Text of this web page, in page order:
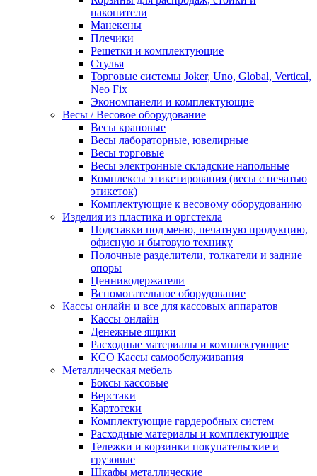
накопители
Манекены
Плечики
Решетки и комплектующие
Стулья
Торговые системы Joker, Uno, Global, Vertical,
Neo Fix
Экономпанели и комплектующие
Весы / Весовое оборудование
Весы крановые
Весы лабораторные, ювелирные
Весы торговые
Весы электронные складские напольные
Комплексы этикетирования (весы с печатью
этикеток)
Комплектующие к весовому оборудованию
Изделия из пластика и оргстекла
Подставки под меню, печатную продукцию,
офисную и бытовую технику
Полочные разделители, толкатели и задние
опоры
Ценникодержатели
Вспомогательное оборудование
Кассы онлайн и все для кассовых аппаратов
Кассы онлайн
Денежные ящики
Расходные материалы и комплектующие
КСО Кассы самообслуживания
Металлическая мебель
Боксы кассовые
Верстаки
Картотеки
Комплектующие гардеробных систем
Расходные материалы и комплектующие
Тележки и корзинки покупательские и
грузовые
Шкафы металлические